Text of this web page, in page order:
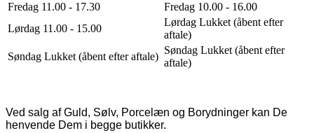
Fredag 11.00 - 17.30
Fredag 10.00 - 16.00
Lørdag 11.00 - 15.00
Lørdag Lukket (åbent efter
aftale)
Søndag Lukket (åbent efter aftale)
Søndag Lukket (åbent efter
aftale)
Ved salg af Guld, Sølv, Porcelæn og Borydninger kan De
henvende Dem i begge butikker.